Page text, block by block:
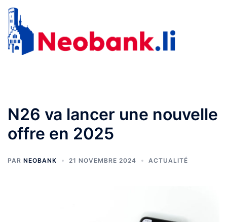
Aller
contenu
N26 va lancer une nouvelle
offre en 2025
PAR NEOBANK 21 NOVEMBRE 2024 ACTUALITÉ